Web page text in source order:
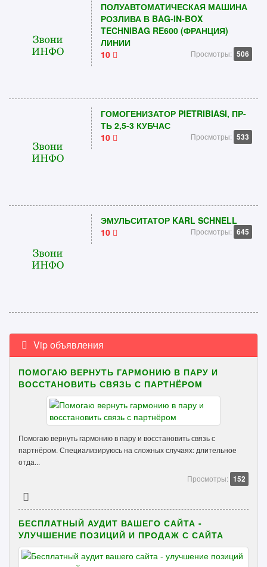
ПОЛУАВТОМАТИЧЕСКАЯ МАШИНА
РОЗЛИВА В BAG-IN-BOX
TECHNIBAG RE600 (ФРАНЦИЯ)
ЛИНИИ
10
Просмотры: 506
ГОМОГЕНИЗАТОР PIETRIBIASI, ПР-
ТЬ 2,5-3 КУБЧАС
10
Просмотры: 533
ЭМУЛЬСИТАТОР KARL SCHNELL
10
Просмотры: 645
Vip объявления
ПОМОГАЮ ВЕРНУТЬ ГАРМОНИЮ В ПАРУ И
ВОССТАНОВИТЬ СВЯЗЬ С ПАРТНЁРОМ
Помогаю вернуть гармонию в пару и восстановить связь с
партнёром. Специализируюсь на сложных случаях: длительное
отда...
Просмотры: 152
БЕСПЛАТНЫЙ АУДИТ ВАШЕГО САЙТА -
УЛУЧШЕНИЕ ПОЗИЦИЙ И ПРОДАЖ С САЙТА